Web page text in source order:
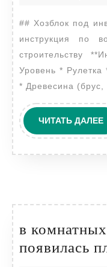
## Хозблок под
инструкция по
строительству
Уровень *
* Древесина (брус,
ЧИТАТЬ ДАЛЕЕ
в
появилась